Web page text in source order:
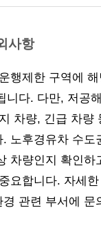
사항
행제한 구역에
니다. 다만, 저공
차량, 긴급 차량
노후경유차 수도
차량인지 확인하
요합니다. 자세
관련 부서에 문